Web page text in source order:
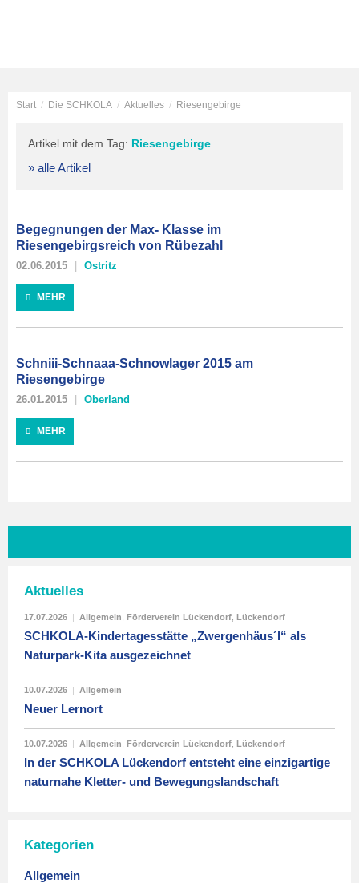
Start / Die SCHKOLA / Aktuelles / Riesengebirge
Artikel mit dem Tag: Riesengebirge
» alle Artikel
Begegnungen der Max- Klasse im
Riesengebirgsreich von Rübezahl
02.06.2015 Ostritz
MEHR
Schniii-Schnaaa-Schnowlager 2015 am
Riesengebirge
26.01.2015 Oberland
MEHR
Aktuelles
17.07.2026 | Allgemein Förderverein Lückendorf Lückendorf
SCHKOLA-Kindertagesstätte „Zwergenhäus´l“ als
Naturpark-Kita ausgezeichnet
10.07.2026 | Allgemein
Neuer Lernort
10.07.2026 | Allgemein Förderverein Lückendorf Lückendorf
In der SCHKOLA Lückendorf entsteht eine einzigartige
naturnahe Kletter- und Bewegungslandschaft
Kategorien
Allgemein